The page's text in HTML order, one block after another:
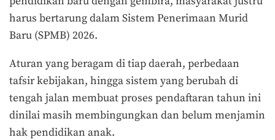
harus bertarung dalam Sistem Penerimaan Murid
Baru (SPMB) 2026.
Aturan yang beragam di tiap daerah, perbedaan
tafsir kebijakan, hingga sistem yang berubah di
tengah jalan membuat proses pendaftaran tahun ini
dinilai masih membingungkan dan belum menjamin
hak pendidikan anak.